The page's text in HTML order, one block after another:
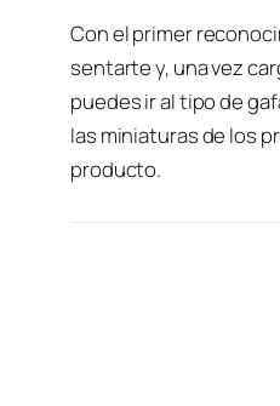
Con el primer
sentarte y, una vez
puedes ir al tipo de
las miniaturas de los
producto.